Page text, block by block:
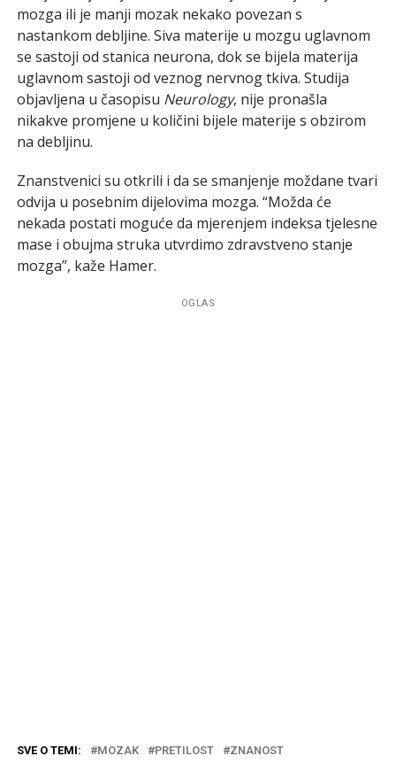
mozga ili je manji mozak nekako povezan s
nastankom debljine. Siva materije u mozgu uglavnom
se sastoji od stanica neurona, dok se bijela materija
uglavnom sastoji od veznog nervnog tkiva. Studija
objavljena u časopisu Neurology, nije pronašla
nikakve promjene u količini bijele materije s obzirom
na debljinu.
Znanstvenici su otkrili i da se smanjenje moždane tvari
odvija u posebnim dijelovima mozga. “Možda će
nekada postati moguće da mjerenjem indeksa tjelesne
mase i obujma struka utvrdimo zdravstveno stanje
mozga”, kaže Hamer.
OGLAS
SVE O TEMI: MOZAK PRETILOST ZNANOST